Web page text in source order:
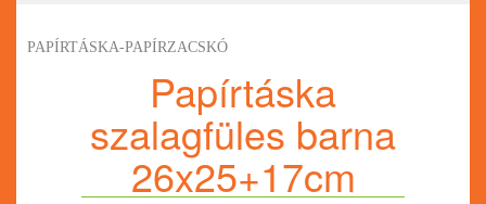
PAPÍRTÁSKA-PAPÍRZACSKÓ
Papírtáska
szalagfüles barna
26x25+17cm